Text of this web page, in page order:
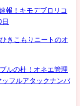
報！キモデブロリコ
きこもりニートのオ
ルの杜！オネエ管理
ッフルアタックナンバ